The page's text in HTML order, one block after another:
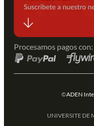
Procesamos pagos con:
©ADEN
UNIVERSITE DE